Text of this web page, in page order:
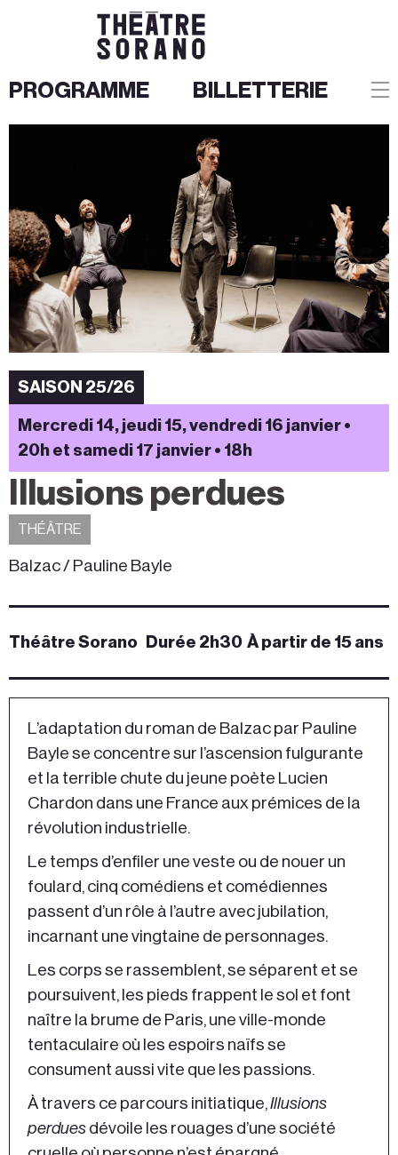
PROGRAMME BILLETTERIE
SAISON 25/26
Mercredi 14, jeudi 15, vendredi 16 janvier •
20h et samedi 17 janvier • 18h
Illusions perdues
THÉÂTRE
Balzac / Pauline Bayle
Théâtre Sorano Durée 2h30 À partir de 15 ans
L’adaptation du roman de Balzac par Pauline
Bayle se concentre sur l’ascension fulgurante
et la terrible chute du jeune poète Lucien
Chardon dans une France aux prémices de la
révolution industrielle.
Le temps d’enfiler une veste ou de nouer un
foulard, cinq comédiens et comédiennes
passent d’un rôle à l’autre avec jubilation,
incarnant une vingtaine de personnages.
Les corps se rassemblent, se séparent et se
poursuivent, les pieds frappent le sol et font
naître la brume de Paris, une ville-monde
tentaculaire où les espoirs naïfs se
consument aussi vite que les passions.
À travers ce parcours initiatique,Illusions
perdues dévoile les rouages d’une société